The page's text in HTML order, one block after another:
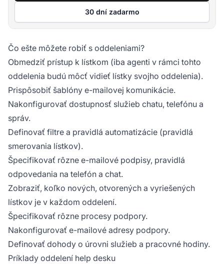
30 dní zadarmo
Čo ešte môžete robiť s oddeleniami?
Obmedziť prístup k lístkom (iba agenti v rámci tohto
oddelenia budú môcť vidieť lístky svojho oddelenia).
Prispôsobiť šablóny e-mailovej komunikácie.
Nakonfigurovať dostupnosť služieb chatu, telefónu a
správ.
Definovať filtre a pravidlá automatizácie (pravidlá
smerovania lístkov).
Špecifikovať rôzne e-mailové podpisy, pravidlá
odpovedania na telefón a chat.
Zobraziť, koľko nových, otvorených a vyriešených
lístkov je v každom oddelení.
Špecifikovať rôzne procesy podpory.
Nakonfigurovať e-mailové adresy podpory.
Definovať dohody o úrovni služieb a pracovné hodiny.
Príklady oddelení help desku